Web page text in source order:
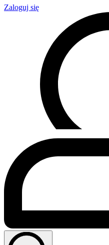
Zaloguj się